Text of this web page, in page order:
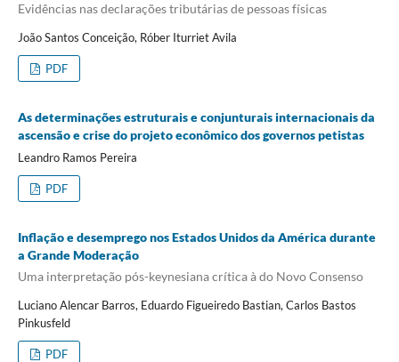
Evidências nas declarações tributárias de pessoas físicas
João Santos Conceição, Róber Iturriet Avila
PDF
As determinações estruturais e conjunturais internacionais da
ascensão e crise do projeto econômico dos governos petistas
Leandro Ramos Pereira
PDF
Inflação e desemprego nos Estados Unidos da América durante
a Grande Moderação
Uma interpretação pós-keynesiana crítica à do Novo Consenso
Luciano Alencar Barros, Eduardo Figueiredo Bastian, Carlos Bastos
Pinkusfeld
PDF